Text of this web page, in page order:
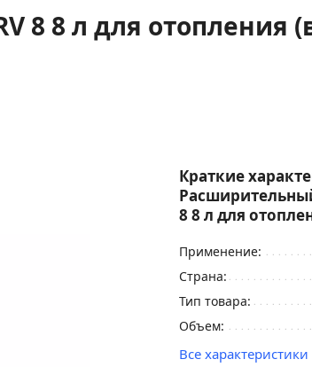
8 8 л для отопления
Краткие
8 8 л для
Применение:
Страна:
Тип товара:
Объем:
Все характеристики